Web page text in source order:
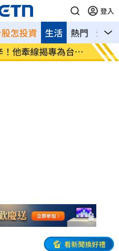
登入
怎投資 熱門 影音
生活
台生
白海豚劇烈降雨來
看新聞換好禮